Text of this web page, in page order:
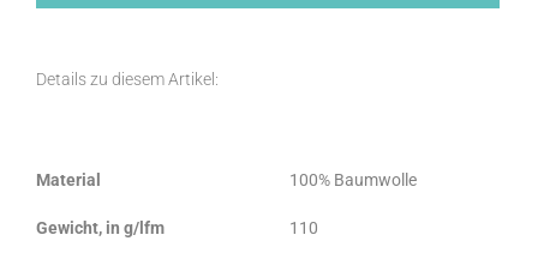
Details zu diesem Artikel:
Material 100% Baumwolle
Gewicht, in g/lfm 110